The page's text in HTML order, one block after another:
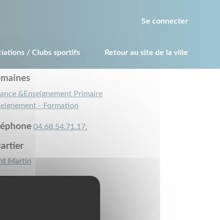
Se connecter
/ Clubs sportifs Retour au site de la ville
&Enseignement Primaire
- Formation
04.68.54.71.17.
Martin